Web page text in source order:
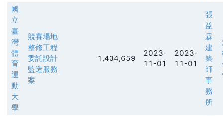
國
立
臺
灣
體
育
運
動
大
學
競賽場地
整修工程
委託設計
監造服務
案
1,434,659
2023-
11-01
2023-
11-01
張
益
霖
建
築
師
事
務
所